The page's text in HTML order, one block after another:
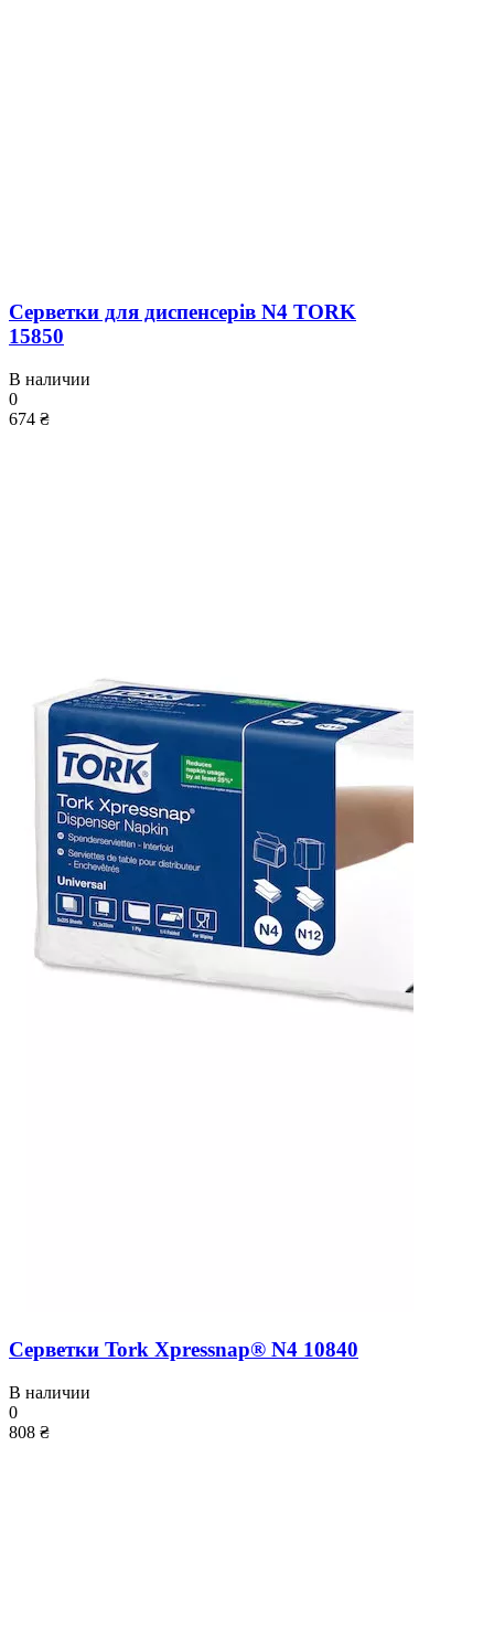
Серветки для диспенсерів N4 TORK
15850
В наличии
0
674 ₴
Серветки Tork Xpressnap® N4 10840
В наличии
0
808 ₴